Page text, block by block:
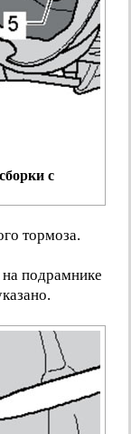
с
тормоза.
подрамнике